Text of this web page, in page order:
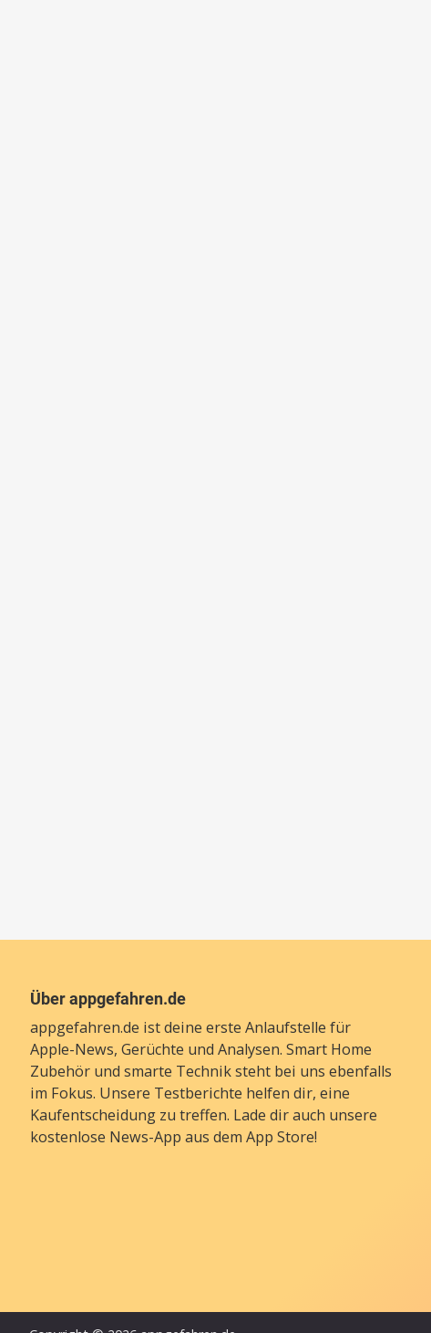
Über appgefahren.de
appgefahren.de ist deine erste Anlaufstelle für
Apple-News, Gerüchte und Analysen. Smart Home
Zubehör und smarte Technik steht bei uns ebenfalls
im Fokus. Unsere Testberichte helfen dir, eine
Kaufentscheidung zu treffen. Lade dir auch unsere
kostenlose News-App aus dem App Store!